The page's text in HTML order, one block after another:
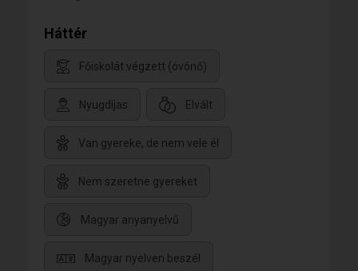
Háttér
Főiskolát végzett (óvónő)
Nyugdíjas Elvált
Van gyereke, de nem vele él
Nem szeretne gyereket
Magyar anyanyelvű
Magyar nyelven beszél